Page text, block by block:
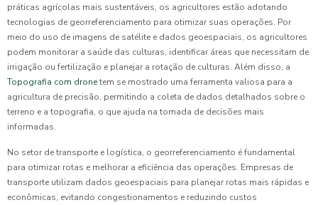
práticas agrícolas mais sustentáveis, os agricultores estão adotando
tecnologias de georreferenciamento para otimizar suas operações. Por
meio do uso de imagens de satélite e dados geoespaciais, os agricultores
podem monitorar a saúde das culturas, identificar áreas que necessitam de
irrigação ou fertilização e planejar a rotação de culturas. Além disso, a
Topografia com dronetem se mostrado uma ferramenta valiosa para a
agricultura de precisão, permitindo a coleta de dados detalhados sobre o
terreno e a topografia, o que ajuda na tomada de decisões mais
informadas.
No setor de transporte e logística, o georreferenciamento é fundamental
para otimizar rotas e melhorar a eficiência das operações. Empresas de
transporte utilizam dados geoespaciais para planejar rotas mais rápidas e
econômicas, evitando congestionamentos e reduzindo custos